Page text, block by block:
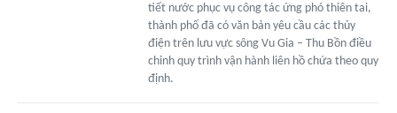
tiết nước phục vụ công tác ứng phó thiên tai,
thành phố đã có văn bản yêu cầu các thủy
điện trên lưu vực sông Vu Gia – Thu Bồn điều
chỉnh quy trình vận hành liên hồ chứa theo quy
định.